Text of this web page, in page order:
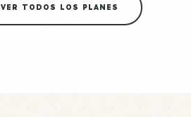
VER TODOS LOS PLANES